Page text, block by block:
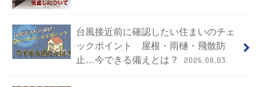
台風接近前に確認したい住まいのチェ
ックポイント 屋根・雨樋・飛散防
止…今できる備えとは？
2026.08.03